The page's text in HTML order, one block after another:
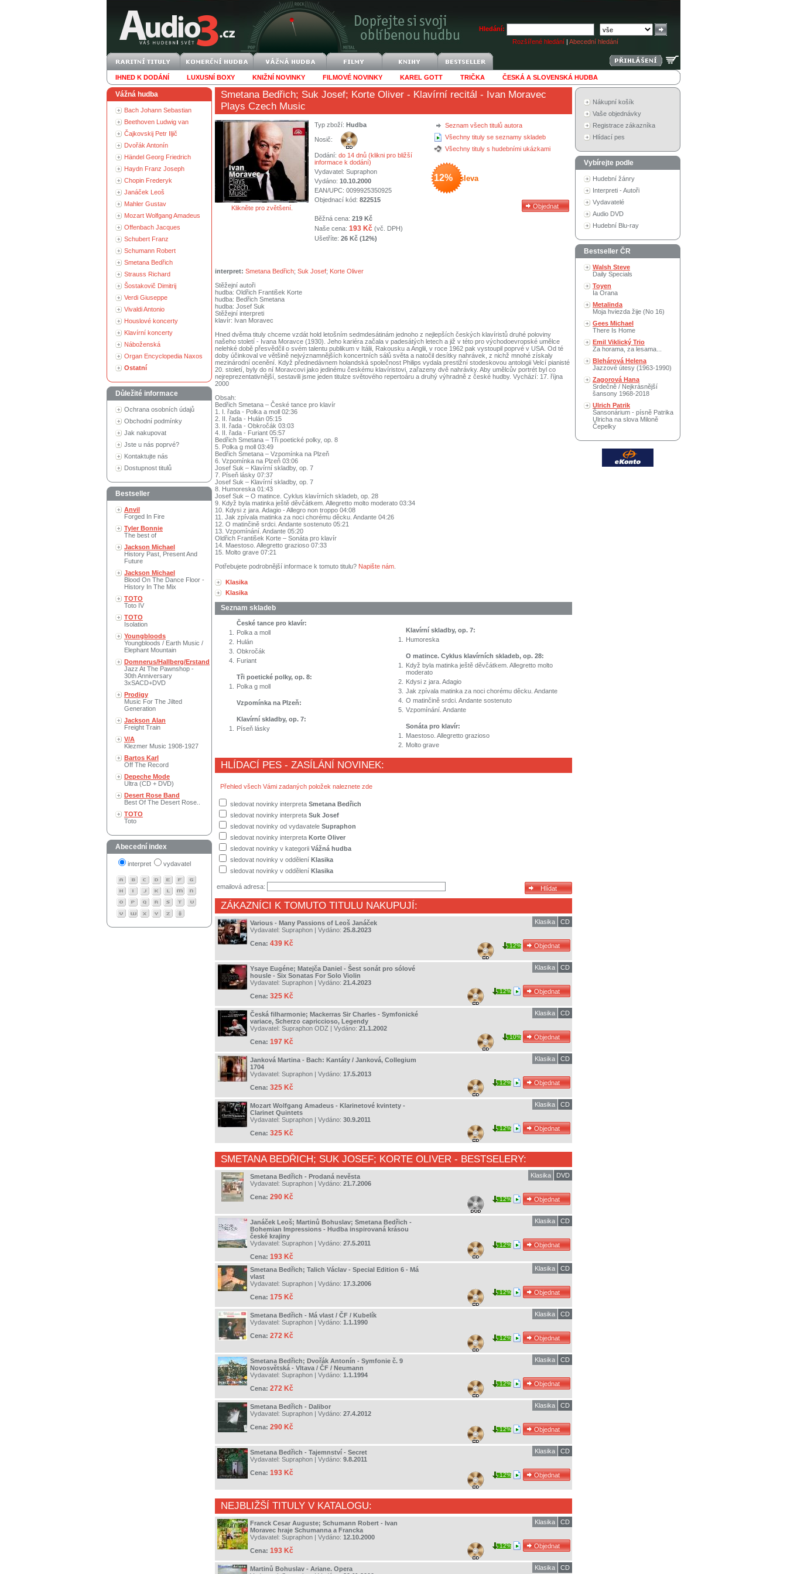
Hledání:
Rozšířené hledání | Abecední hledání
IHNED K DODÁNÍ LUXUSNÍ BOXY KNIŽNÍ NOVINKY FILMOVÉ NOVINKY KAREL GOTT TRIČKA ČESKÁ A SLOVENSKÁ HUDBA
Vážná hudba
Bach Johann Sebastian
Beethoven Ludwig van
Čajkovskij Petr Iljič
Dvořák Antonín
Händel Georg Friedrich
Haydn Franz Joseph
Chopin Frederyk
Janáček Leoš
Mahler Gustav
Mozart Wolfgang Amadeus
Offenbach Jacques
Schubert Franz
Schumann Robert
Smetana Bedřich
Strauss Richard
Šostakovič Dimitrij
Verdi Giuseppe
Vivaldi Antonio
Houslové koncerty
Klavírní koncerty
Náboženská
Organ Encyclopedia Naxos
Ostatní
Důležité informace
Ochrana osobních údajů
Obchodní podmínky
Jak nakupovat
Jste u nás poprvé?
Kontaktujte nás
Dostupnost titulů
Bestseller
Anvil
Forged In Fire
Tyler Bonnie
The best of
Jackson Michael
History Past, Present And
Future
Jackson Michael
Blood On The Dance Floor -
History In The Mix
TOTO
Toto IV
TOTO
Isolation
Youngbloods
Youngbloods / Earth Music /
Elephant Mountain
Domnerus/Hallberg/Erstand
Jazz At The Pawnshop -
30th Anniversary
3xSACD+DVD
Prodigy
Music For The Jilted
Generation
Jackson Alan
Freight Train
V/A
Klezmer Music 1908-1927
Bartos Karl
Off The Record
Depeche Mode
Ultra (CD + DVD)
Desert Rose Band
Best Of The Desert Rose..
TOTO
Toto
Abecední index
interpret vydavatel
Smetana Bedřich; Suk Josef; Korte Oliver - Klavírní recitál - Ivan Moravec
Plays Czech Music
Klikněte pro zvětšení.
Seznam všech titulů autora
Všechny tituly se seznamy skladeb
Všechny tituly s hudebními ukázkami
12% sleva
Typ zboží: Hudba
Nosič:
Dodání: do 14 dnů (klikni pro bližší
informace k dodání)
Vydavatel: Supraphon
Vydáno: 10.10.2000
EAN/UPC: 0099925350925
Objednací kód: 822515
Běžná cena: 219 Kč
Naše cena: 193 Kč (vč. DPH)
Ušetříte: 26 Kč (12%)
interpret: Smetana Bedřich; Suk Josef; Korte Oliver
Stěžejní autoři
hudba: Oldřich František Korte
hudba: Bedřich Smetana
hudba: Josef Suk
Stěžejní interpreti
klavír: Ivan Moravec
Hned dvěma tituly chceme vzdát hold letošním sedmdesátinám jednoho z nejlepších českých klavíristů druhé poloviny
našeho století - Ivana Moravce (1930). Jeho kariéra začala v padesátých letech a již v této pro východoevropské umělce
nelehké době přesvědčil o svém talentu publikum v Itálii, Rakousku a Anglii, v roce 1962 pak vystoupil poprvé v USA. Od té
doby účinkoval ve většině nejvýznamnějších koncertních sálů světa a natočil desítky nahrávek, z nichž mnohé získaly
mezinárodní ocenění. Když přednedávnem holandská společnost Philips vydala prestižní stodeskovou antologii Velcí pianisté
20. století, byly do ní Moravcovi jako jedinému českému klavíristovi, zařazeny dvě nahrávky. Aby umělcův portrét byl co
nejreprezentativnější, sestavili jsme jeden titulze světového repertoáru a druhý výhradně z české hudby. Vychází: 17. října
2000
Obsah:
Bedřich Smetana – České tance pro klavír
1. I. řada - Polka a moll 02:36
2. II. řada - Hulán 05:15
3. II. řada - Obkročák 03:03
4. II. řada - Furiant 05:57
Bedřich Smetana – Tři poetické polky, op. 8
5. Polka g moll 03:49
Bedřich Smetana – Vzpomínka na Plzeň
6. Vzpomínka na Plzeň 03:06
Josef Suk – Klavírní skladby, op. 7
7. Píseň lásky 07:37
Josef Suk – Klavírní skladby, op. 7
8. Humoreska 01:43
Josef Suk – O matince. Cyklus klavírních skladeb, op. 28
9. Když byla matinka ještě děvčátkem. Allegretto molto moderato 03:34
10. Kdysi z jara. Adagio - Allegro non troppo 04:08
11. Jak zpívala matinka za noci chorému děcku. Andante 04:26
12. O matinčině srdci. Andante sostenuto 05:21
13. Vzpomínání. Andante 05:20
Oldřich František Korte – Sonáta pro klavír
14. Maestoso. Allegretto grazioso 07:33
15. Molto grave 07:21
Potřebujete podrobnější informace k tomuto titulu? Napište nám
Klasika
Klasika
Seznam skladeb
České tance pro klavír:
1.
Polka a moll
2.
Hulán
3. Obkročák
4.
Furiant
Tři poetické polky, op. 8:
1.
Polka g moll
Vzpomínka na Plzeň:
Klavírní skladby, op. 7:
1.
Píseň lásky
Klavírní skladby, op. 7:
1.
Humoreska
O matince. Cyklus klavírních skladeb, op. 28:
1.
Když byla matinka ještě děvčátkem. Allegretto molto
moderato
2.
Kdysi z jara. Adagio
3. Jak zpívala matinka za noci chorému děcku. Andante
4. O matinčině srdci. Andante sostenuto
5. Vzpomínání. Andante
Sonáta pro klavír:
1.
Maestoso. Allegretto grazioso
2.
Molto grave
HLÍDACÍ PES - ZASÍLÁNÍ NOVINEK:
Přehled všech Vámi zadaných položek naleznete zde
sledovat novinky interpreta Smetana Bedřich
sledovat novinky interpreta Suk Josef
sledovat novinky od vydavatele Supraphon
sledovat novinky interpreta Korte Oliver
sledovat novinky v kategorii Vážná hudba
sledovat novinky v oddělení Klasika
sledovat novinky v oddělení Klasika
emailová adresa:
ZÁKAZNÍCI K TOMUTO TITULU NAKUPUJÍ:
Various - Many Passions of Leoš Janáček
Vydavatel: Supraphon | Vydáno: 25.8.2023
Cena: 439 Kč
CD
Klasika
12%
Ysaye Eugéne; Matejča Daniel - Šest sonát pro sólové
housle - Six Sonatas For Solo Violin
Vydavatel: Supraphon | Vydáno: 21.4.2023
Cena: 325 Kč
CD
Klasika
12%
Česká filharmonie; Mackerras Sir Charles - Symfonické
variace, Scherzo capriccioso, Legendy
Vydavatel: Supraphon ODZ | Vydáno: 21.1.2002
Cena: 197 Kč
CD
Klasika
10%
Janková Martina - Bach: Kantáty / Janková, Collegium
1704
Vydavatel: Supraphon | Vydáno: 17.5.2013
Cena: 325 Kč
CD
Klasika
12%
Mozart Wolfgang Amadeus - Klarinetové kvintety -
Clarinet Quintets
Vydavatel: Supraphon | Vydáno: 30.9.2011
Cena: 325 Kč
CD
Klasika
12%
SMETANA BEDŘICH; SUK JOSEF; KORTE OLIVER - BESTSELERY:
Smetana Bedřich - Prodaná nevěsta
Vydavatel: Supraphon | Vydáno: 21.7.2006
Cena: 290 Kč
DVD
Klasika
12%
Janáček Leoš; Martinů Bohuslav; Smetana Bedřich -
Bohemian Impressions - Hudba inspirovaná krásou
české krajiny
Vydavatel: Supraphon | Vydáno: 27.5.2011
Cena: 193 Kč
CD
Klasika
12%
Smetana Bedřich; Talich Václav - Special Edition 6 - Má
vlast
Vydavatel: Supraphon | Vydáno: 17.3.2006
Cena: 175 Kč
CD
Klasika
12%
Smetana Bedřich - Má vlast / ČF / Kubelík
Vydavatel: Supraphon | Vydáno: 1.1.1990
Cena: 272 Kč
CD
Klasika
12%
Smetana Bedřich; Dvořák Antonín - Symfonie č. 9
Novosvětská - Vltava / ČF / Neumann
Vydavatel: Supraphon | Vydáno: 1.1.1994
Cena: 272 Kč
CD
Klasika
12%
Smetana Bedřich - Dalibor
Vydavatel: Supraphon | Vydáno: 27.4.2012
Cena: 290 Kč
CD
Klasika
12%
Smetana Bedřich - Tajemnství - Secret
Vydavatel: Supraphon | Vydáno: 9.8.2011
Cena: 193 Kč
CD
Klasika
12%
NEJBLIŽŠÍ TITULY V KATALOGU:
Franck Cesar Auguste; Schumann Robert - Ivan
Moravec hraje Schumanna a Francka
Vydavatel: Supraphon | Vydáno: 12.10.2000
Cena: 193 Kč
CD
Klasika
12%
Martinů Bohuslav - Ariane. Opera
CD
Klasika
Nákupní košík
Vaše objednávky
Registrace zákazníka
Hlídací pes
Vybírejte podle
Hudební žánry
Interpreti - Autoři
Vydavatelé
Audio DVD
Hudební Blu-ray
Bestseller ČR
Walsh Steve
Daily Specials
Toyen
Ia Orana
Metalinda
Moja hviezda žije (No 16)
Gees Michael
There Is Home
Emil Viklický Trio
Za horama, za lesama...
Blehárová Helena
Jazzové útesy (1963-1990)
Zagorová Hana
Srdečně / Nejkrásnější
šansony 1968-2018
Ulrich Patrik
Šansonárium - písně Patrika
Ulricha na slova Miloně
Čepelky